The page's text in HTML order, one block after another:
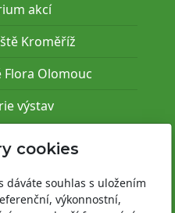
akcí
Kroměříž
Flora Olomouc
výstav
k akcím
cookies
dáváte souhlas s uložením
výkonnostní,